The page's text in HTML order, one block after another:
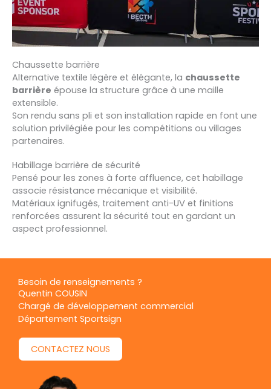
Chaussette barrière
Alternative textile légère et élégante, la chaussette
barrière épouse la structure grâce à une maille
extensible.
Son rendu sans pli et son installation rapide en font une
solution privilégiée pour les compétitions ou villages
partenaires.
Habillage barrière de sécurité
Pensé pour les zones à forte affluence, cet habillage
associe résistance mécanique et visibilité.
Matériaux ignifugés, traitement anti-UV et finitions
renforcées assurent la sécurité tout en gardant un
aspect professionnel.
Besoin de renseignements ?
Quentin COUSIN
Chargé de développement commercial
Département Sportsign
CONTACTEZ NOUS